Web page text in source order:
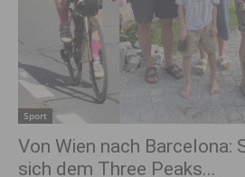
Sport
Von Wien nach Barcelona:
sich dem Three Peaks...